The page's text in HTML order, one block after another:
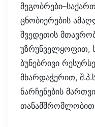
ცნობიერების
შვედეთის
უზრუნველყოფით,
ბუნებრივი
მხარდაჭერით,
ნარჩენების